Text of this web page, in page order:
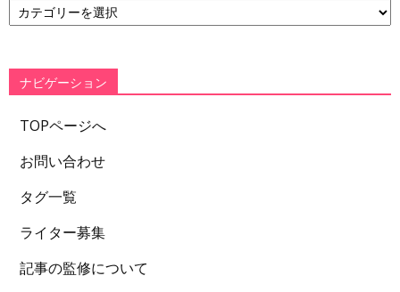
テ
ー
ナビゲーション
TOPページへ
お問い合わせ
タグ一覧
ライター募集
記事の監修について